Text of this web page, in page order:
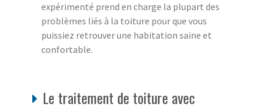
expérimenté prend en charge la plupart des
problèmes liés à la toiture pour que vous
puissiez retrouver une habitation saine et
confortable.
Le traitement de toiture avec